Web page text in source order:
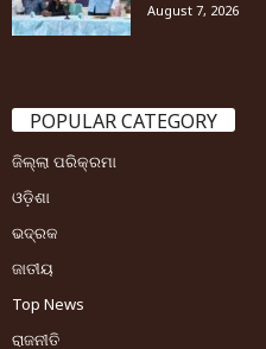
August 7, 2026
POPULAR CATEGORY
ଜିଲ୍ଲା ପରିକ୍ରମା
ଓଡ଼ିଶା
ଭଦ୍ରକ
ଜାତୀୟ
Top News
ରାଜନୀତି